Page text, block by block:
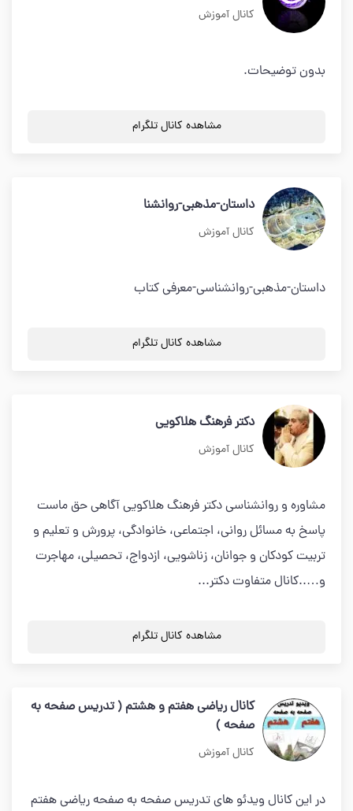
کانال آموزش
بدون توضیحات.
مشاهده کانال تلگرام
داستان-مذهبی-روانشنا
کانال آموزش
داستان-مذهبی-روانشناسی-معرفی کتاب
مشاهده کانال تلگرام
دکتر فرهنگ هلاکویی
کانال آموزش
مشاوره و روانشناسی دکتر فرهنگ هلاکویی آگاهی حق ماست
پاسخ به مسائل روانی، اجتماعی، خانوادگی، پرورش و تعلیم و
تربیت کودکان و جوانان، زناشویی، ازدواج، تحصیلی، مهاجرت
و…..کانال متفاوت دکتر...
مشاهده کانال تلگرام
کانال ریاضی هفتم و هشتم ( تدریس صفحه به
صفحه )
کانال آموزش
در این کانال ویدئو های تدریس صفحه به صفحه ریاضی هفتم